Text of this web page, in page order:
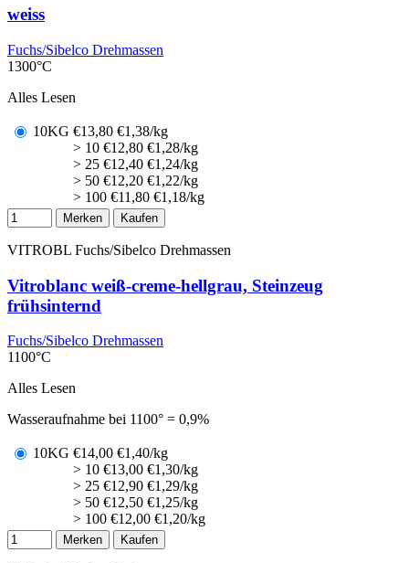
weiss
Fuchs/Sibelco Drehmassen
1300°C
Alles Lesen
10KG €13,80 €1,38/kg
> 10 €12,80 €1,28/kg
> 25 €12,40 €1,24/kg
> 50 €12,20 €1,22/kg
> 100 €11,80 €1,18/kg
Merken Kaufen
VITROBL Fuchs/Sibelco Drehmassen
Vitroblanc weiß-creme-hellgrau, Steinzeug
frühsinternd
Fuchs/Sibelco Drehmassen
1100°C
Alles Lesen
Wasseraufnahme bei 1100° = 0,9%
10KG €14,00 €1,40/kg
> 10 €13,00 €1,30/kg
> 25 €12,90 €1,29/kg
> 50 €12,50 €1,25/kg
> 100 €12,00 €1,20/kg
Merken Kaufen